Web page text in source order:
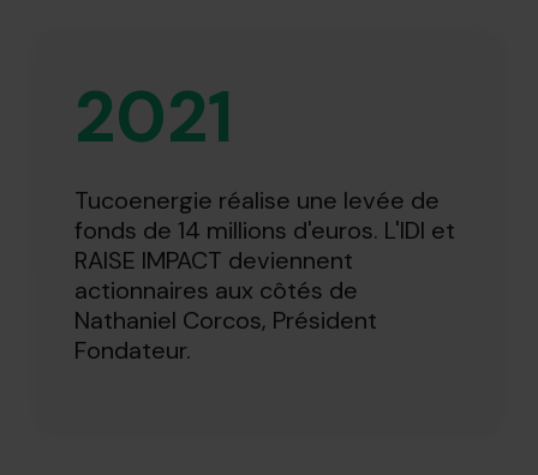
2021
Tucoenergie réalise une levée de
fonds de 14 millions d'euros. L'IDI et
RAISE IMPACT deviennent
actionnaires aux côtés de
Nathaniel Corcos, Président
Fondateur.